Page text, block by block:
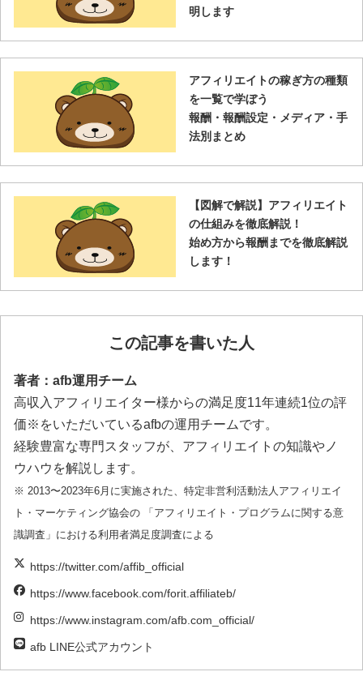
明します
アフィリエイトの稼ぎ方の種類
を一覧で学ぼう
報酬・報酬設定・メディア・手
法別まとめ
【図解で解説】アフィリエイト
の仕組みを徹底解説！
始め方から報酬までを徹底解説
します！
この記事を書いた人
著者：afb運用チーム
高収入アフィリエイター様からの満足度11年連続1位の評
価※をいただいているafbの運用チームです。
経験豊富な専門スタッフが、アフィリエイトの知識やノ
ウハウを解説します。
※ 2013〜2023年6月に実施された、特定非営利活動法人アフィリエイ
ト・マーケティング協会の 「アフィリエイト・プログラムに関する意
識調査」における利用者満足度調査による
https://twitter.com/affib_official
https://www.facebook.com/forit.affiliateb/
https://www.instagram.com/afb.com_official/
afb LINE公式アカウント